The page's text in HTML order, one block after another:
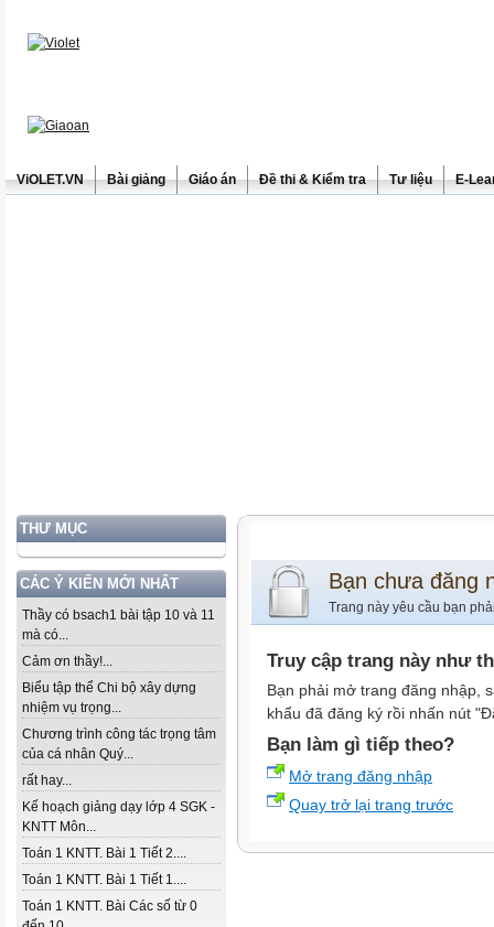
ViOLET.VN Bài giảng Giáo án Đề thi & Kiểm tra Tư liệu E-
THƯ MỤC
CÁC Ý KIẾN MỚI NHẤT
Thầy có bsach1 bài tập 10 và 11
mà có...
Cảm ơn thầy!...
Biểu tập thể Chi bộ xây dựng
nhiệm vụ trọng...
Chương trình công tác trọng tâm
của cá nhân Quý...
rất hay...
Kế hoạch giảng dạy lớp 4 SGK -
KNTT Môn...
Toán 1 KNTT. Bài 1 Tiết 2....
Toán 1 KNTT. Bài 1 Tiết 1....
Toán 1 KNTT. Bài Các số từ 0
Bạn chưa đăng
Trang này yêu cầu bạn
Truy cập trang này như
Bạn phải mở trang đăng nhập,
khẩu đã đăng ký rồi nhấn nút
Bạn làm gì tiếp theo?
Mở trang đăng nhập
Quay trở lại trang trước